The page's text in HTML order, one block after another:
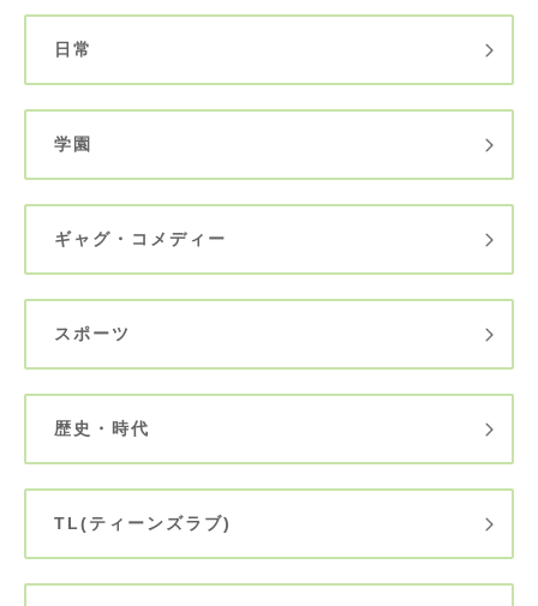
日常
学園
ギャグ・コメディー
スポーツ
歴史・時代
TL(ティーンズラブ)